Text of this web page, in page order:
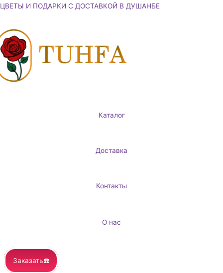
Перейти
содержимому
ЦВЕТЫ И ПОДАРКИ С ДОСТАВКОЙ В ДУШАНБЕ
Каталог
Доставка
Контакты
О нас
Заказать☎️